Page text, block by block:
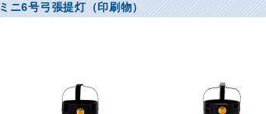
ミニ6号弓張提灯（印刷物）